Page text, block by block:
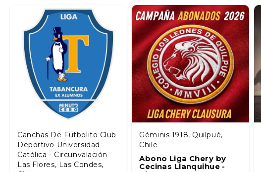
Canchas De Futbolito Club
Deportivo Universidad
Católica - Circunvalación
Las Flores, Las Condes,
Géminis 1918, Quilpué,
Chile
Abono Liga Chery by
Cecinas Llanquihue -